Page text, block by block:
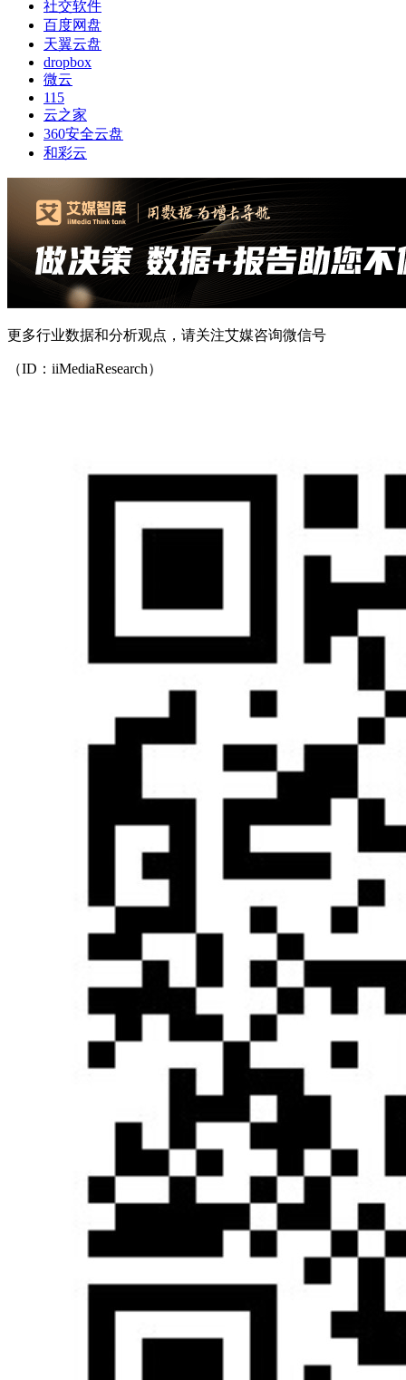
社交软件
百度网盘
天翼云盘
dropbox
微云
115
云之家
360安全云盘
和彩云
更多行业数据和分析观点，请关注艾媒咨询微信号
（ID：iiMediaResearch）